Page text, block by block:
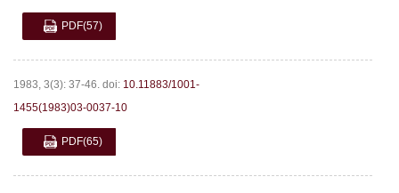
PDF(57)
1983, 3(3): 37-46. doi: 10.11883/1001-
1455(1983)03-0037-10
PDF(65)